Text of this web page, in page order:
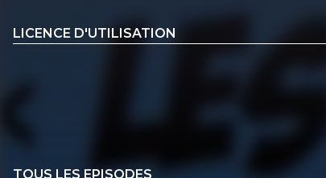
LICENCE D'UTILISATION
TOUS LES EPISODES